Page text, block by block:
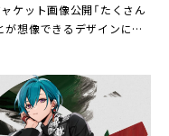
ャケット画像公開「たくさん
が想像できるデザインにな